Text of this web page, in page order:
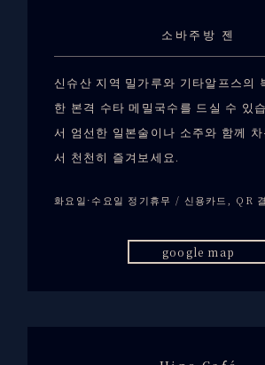
소바주방 젠
신슈산 지역 밀가루와 기타알프스의
한 본격 수타 메밀국수를 드실 수 있
서 엄선한 일본술이나 소주와 함께
서 천천히 즐겨보세요.
화요일·수요일 정기휴무 / 신용카드, QR
google map